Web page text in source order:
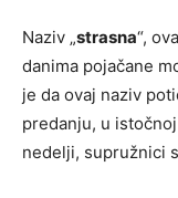
Naziv „strasna“,
danima pojačane
je da ovaj naziv
predanju, u
nedelji, supružnici